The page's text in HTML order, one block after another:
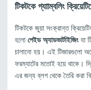
টিকটকে গ্যাাম্বলিং
টিকটকে জুয়া সংক্রান্ত
হলো পেইড অ্যাডভার্টাইজিং যা
চালানো হয়। এই টিজারগুলো
ফরম্যাটের মতোই হয়ে থাকে।
এর জন্য ব্লগ থেকে তৈরি করা